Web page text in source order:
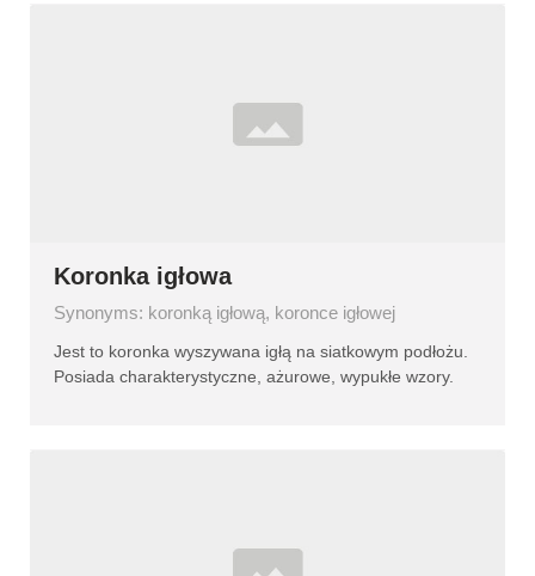
Koronka igłowa
Synonyms: koronką igłową, koronce igłowej
Jest to koronka wyszywana igłą na siatkowym podłożu.
Posiada charakterystyczne, ażurowe, wypukłe wzory.